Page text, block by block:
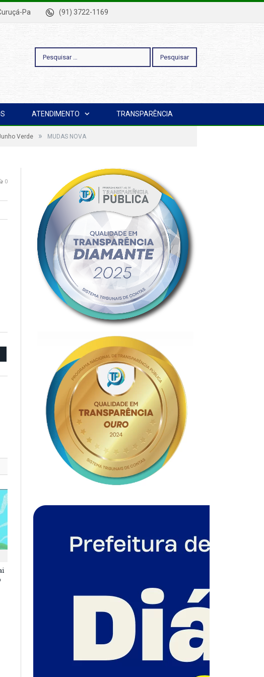
Curuçá-Pa (91) 3722-1169
Pesquisar
por:
ATENDIMENTO TRANSPARÊNCIA
Verde » MUDAS NOVA
0